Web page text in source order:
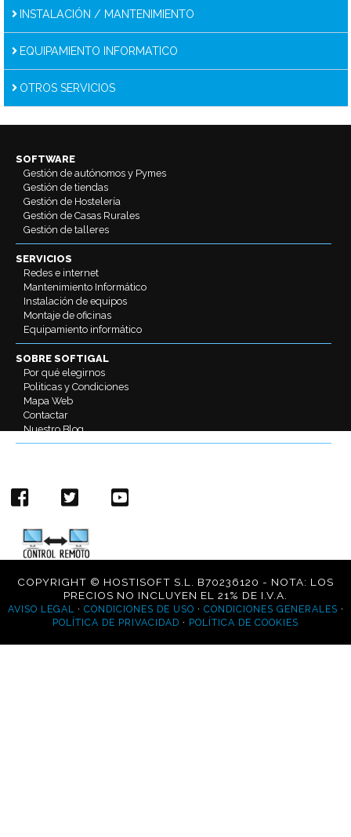
INSTALACIÓN / MANTENIMIENTO
EQUIPAMIENTO INFORMATICO
OTROS SERVICIOS
SOFTWARE
Gestión de autónomos y Pymes
Gestión de tiendas
Gestión de Hostelería
Gestión de Casas Rurales
Gestión de talleres
SERVICIOS
Redes e internet
Mantenimiento Informático
Instalación de equipos
Montaje de oficinas
Equipamiento informático
SOBRE SOFTIGAL
Por qué elegirnos
Politicas y Condiciones
Mapa Web
Contactar
Nuestro Blog
COPYRIGHT © HOSTISOFT S.L. B70236120 - NOTA: LOS
PRECIOS NO INCLUYEN EL 21% DE I.V.A.
AVISO LEGAL · CONDICIONES DE USO · CONDICIONES GENERALES ·
POLÍTICA DE PRIVACIDAD · POLÍTICA DE COOKIES